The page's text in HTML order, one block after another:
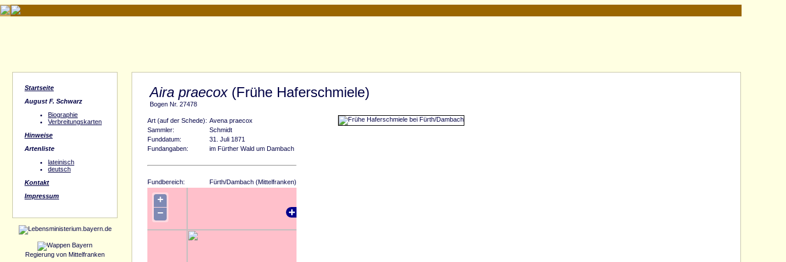
Startseite
August F. Schwarz
Biographie
Verbreitungskarten
Hinweise
Artenliste
lateinisch
deutsch
Kontakt
Impressum
Regierung von Mittelfranken
Aira praecox(Frühe Haferschmiele)
Bogen Nr. 27478
Art (auf der Schede): Avena praecox
Sammler:
Schmidt
Funddatum:
31. Juli 1871
Fundangaben:
im Fürther Wald um Dambach
Fundbereich: Fürth/Dambach (Mittelfranken)
+
−